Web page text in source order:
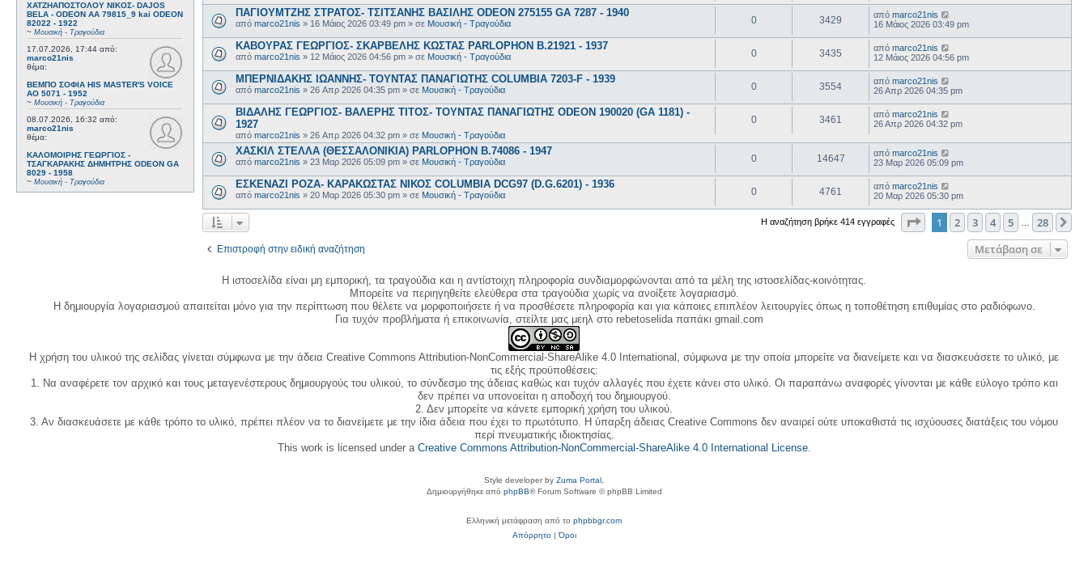
ΧΑΤΖΗΑΠΟΣΤΟΛΟΥ ΝΙΚΟΣ- DAJOS
BELA - ODEON AA 79815_9 kai ODEON
82022 - 1922
~ Μουσική - Τραγούδια
17.07.2026, 17:44 από:
marco21nis
θέμα:
ΒΕΜΠΟ ΣΟΦΙΑ HIS MASTER'S VOICE
AO 5071 - 1952
~ Μουσική - Τραγούδια
08.07.2026, 16:32 από:
marco21nis
θέμα:
ΚΑΛΟΜΟΙΡΗΣ ΓΕΩΡΓΙΟΣ -
ΤΣΑΓΚΑΡΑΚΗΣ ΔΗΜΗΤΡΗΣ ODEON GA
8029 - 1958
~ Μουσική - Τραγούδια
ΠΑΓΙΟΥΜΤΖΗΣ ΣΤΡΑΤΟΣ- ΤΣΙΤΣΑΝΗΣ ΒΑΣΙΛΗΣ ODEON 275155 GA 7287 - 1940
από marco21nis » 16 Μάιος 2026 03:49 pm » σε Μουσική - Τραγούδια 0 3429 από marco21nis
16 Μάιος 2026 03:49 pm
ΚΑΒΟΥΡΑΣ ΓΕΩΡΓΙΟΣ- ΣΚΑΡΒΕΛΗΣ ΚΩΣΤΑΣ PARLOPHON B.21921 - 1937
από marco21nis » 12 Μάιος 2026 04:56 pm » σε Μουσική - Τραγούδια 0 3435 από marco21nis
12 Μάιος 2026 04:56 pm
ΜΠΕΡΝΙΔΑΚΗΣ ΙΩΑΝΝΗΣ- ΤΟΥΝΤΑΣ ΠΑΝΑΓΙΩΤΗΣ COLUMBIA 7203-F - 1939
από marco21nis » 26 Απρ 2026 04:35 pm » σε Μουσική - Τραγούδια 0 3554 από marco21nis
26 Απρ 2026 04:35 pm
ΒΙΔΑΛΗΣ ΓΕΩΡΓΙΟΣ- ΒΑΛΕΡΗΣ ΤΙΤΟΣ- ΤΟΥΝΤΑΣ ΠΑΝΑΓΙΩΤΗΣ ODEON 190020 (GA 1181) -
1927
από marco21nis » 26 Απρ 2026 04:32 pm » σε Μουσική - Τραγούδια
0 3461 από marco21nis
26 Απρ 2026 04:32 pm
ΧΑΣΚΙΛ ΣΤΕΛΛΑ (ΘΕΣΣΑΛΟΝΙΚΙΑ) PARLOPHON B.74086 - 1947
από marco21nis » 23 Μαρ 2026 05:09 pm » σε Μουσική - Τραγούδια 0 14647 από marco21nis
23 Μαρ 2026 05:09 pm
ΕΣΚΕΝΑΖΙ ΡΟΖΑ- ΚΑΡΑΚΩΣΤΑΣ ΝΙΚΟΣ COLUMBIA DCG97 (D.G.6201) - 1936
από marco21nis » 20 Μαρ 2026 05:30 pm » σε Μουσική - Τραγούδια 0 4761 από marco21nis
20 Μαρ 2026 05:30 pm
Η αναζήτηση βρήκε 414 εγγραφές Σελίδα1 από 28
1 2 3 4 5 28
Επιστροφή στην ειδική αναζήτηση Μετάβαση σε
Η ιστοσελίδα είναι μη εμπορική, τα τραγούδια και η αντίστοιχη πληροφορία συνδιαμορφώνονται από τα μέλη της ιστοσελίδας-κοινότητας.
Μπορείτε να περιηγηθείτε ελεύθερα στα τραγούδια χωρίς να ανοίξετε λογαριασμό.
Η δημιουργία λογαριασμού απαιτείται μόνο για την περίπτωση που θέλετε να μορφοποιήσετε ή να προσθέσετε πληροφορία και για κάποιες επιπλέον λειτουργίες όπως η τοποθέτηση επιθυμίας στο ραδιόφωνο.
Για τυχόν προβλήματα ή επικοινωνία, στείλτε μας μεηλ στο rebetoselida παπάκι gmail.com
Η χρήση του υλικού της σελίδας γίνεται σύμφωνα με την άδεια Creative Commons Attribution-NonCommercial-ShareAlike 4.0 International, σύμφωνα με την οποία μπορείτε να διανείμετε και να διασκευάσετε το υλικό, με
τις εξής προϋποθέσεις:
1. Να αναφέρετε τον αρχικό και τους μεταγενέστερους δημιουργούς του υλικού, το σύνδεσμο της άδειας καθώς και τυχόν αλλαγές που έχετε κάνει στο υλικό. Οι παραπάνω αναφορές γίνονται με κάθε εύλογο τρόπο και
δεν πρέπει να υπονοείται η αποδοχή του δημιουργού.
2. Δεν μπορείτε να κάνετε εμπορική χρήση του υλικού.
3. Αν διασκευάσετε με κάθε τρόπο το υλικό, πρέπει πλέον να το διανείμετε με την ίδια άδεια που έχει το πρωτότυπο. Η ύπαρξη άδειας Creative Commons δεν αναιρεί ούτε υποκαθιστά τις ισχύουσες διατάξεις του νόμου
περί πνευματικής ιδιοκτησίας.
This work is licensed under a Creative Commons Attribution-NonCommercial-ShareAlike 4.0 International License.
Style developer by Zuma Portal
Δημιουργήθηκε από phpBB® Forum Software © phpBB Limited
Ελληνική μετάφραση από το phpbbgr.com
Απόρρητο|Όροι